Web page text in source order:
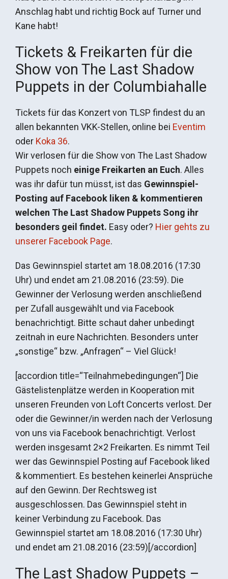
Anschlag habt und richtig Bock auf Turner und
Kane habt!
Tickets & Freikarten für die
Show von The Last Shadow
Puppets in der Columbiahalle
Tickets für das Konzert von TLSP findest du an
allen bekannten VKK-Stellen, online bei Eventim
oder Koka 36.
Wir verlosen für die Show von The Last Shadow
Puppets noch einige Freikarten an Euch. Alles
was ihr dafür tun müsst, ist das Gewinnspiel-
Posting auf Facebook liken & kommentieren
welchen The Last Shadow Puppets Song ihr
besonders geil findet. Easy oder? Hier gehts zu
unserer Facebook Page.
Das Gewinnspiel startet am 18.08.2016 (17:30
Uhr) und endet am 21.08.2016 (23:59). Die
Gewinner der Verlosung werden anschließend
per Zufall ausgewählt und via Facebook
benachrichtigt. Bitte schaut daher unbedingt
zeitnah in eure Nachrichten. Besonders unter
„sonstige“ bzw. „Anfragen“ – Viel Glück!
[accordion title=“Teilnahmebedingungen“] Die
Gästelistenplätze werden in Kooperation mit
unseren Freunden von Loft Concerts verlost. Der
oder die Gewinner/in werden nach der Verlosung
von uns via Facebook benachrichtigt. Verlost
werden insgesamt 2×2 Freikarten. Es nimmt Teil
wer das Gewinnspiel Posting auf Facebook liked
& kommentiert. Es bestehen keinerlei Ansprüche
auf den Gewinn. Der Rechtsweg ist
ausgeschlossen. Das Gewinnspiel steht in
keiner Verbindung zu Facebook. Das
Gewinnspiel startet am 18.08.2016 (17:30 Uhr)
und endet am 21.08.2016 (23:59)[/accordion]
The Last Shadow Puppets –